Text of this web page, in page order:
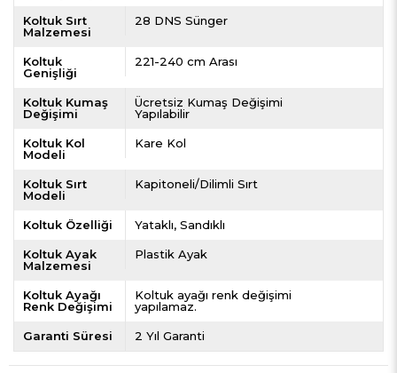
Koltuk Sırt
Malzemesi
28 DNS Sünger
Koltuk
Genişliği
221-240 cm Arası
Koltuk Kumaş
Değişimi
Ücretsiz Kumaş Değişimi
Yapılabilir
Koltuk Kol
Modeli
Kare Kol
Koltuk Sırt
Modeli
Kapitoneli/Dilimli Sırt
Koltuk Özelliği Yataklı Sandıklı
Koltuk Ayak
Malzemesi
Plastik Ayak
Koltuk Ayağı
Renk Değişimi
Koltuk ayağı renk değişimi
yapılamaz.
Garanti Süresi 2 Yıl Garanti